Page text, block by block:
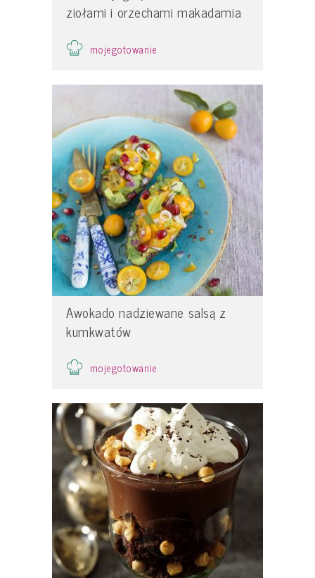
ziołami i orzechami makadamia
mojegotowanie
Awokado nadziewane salsą z
kumkwatów
mojegotowanie